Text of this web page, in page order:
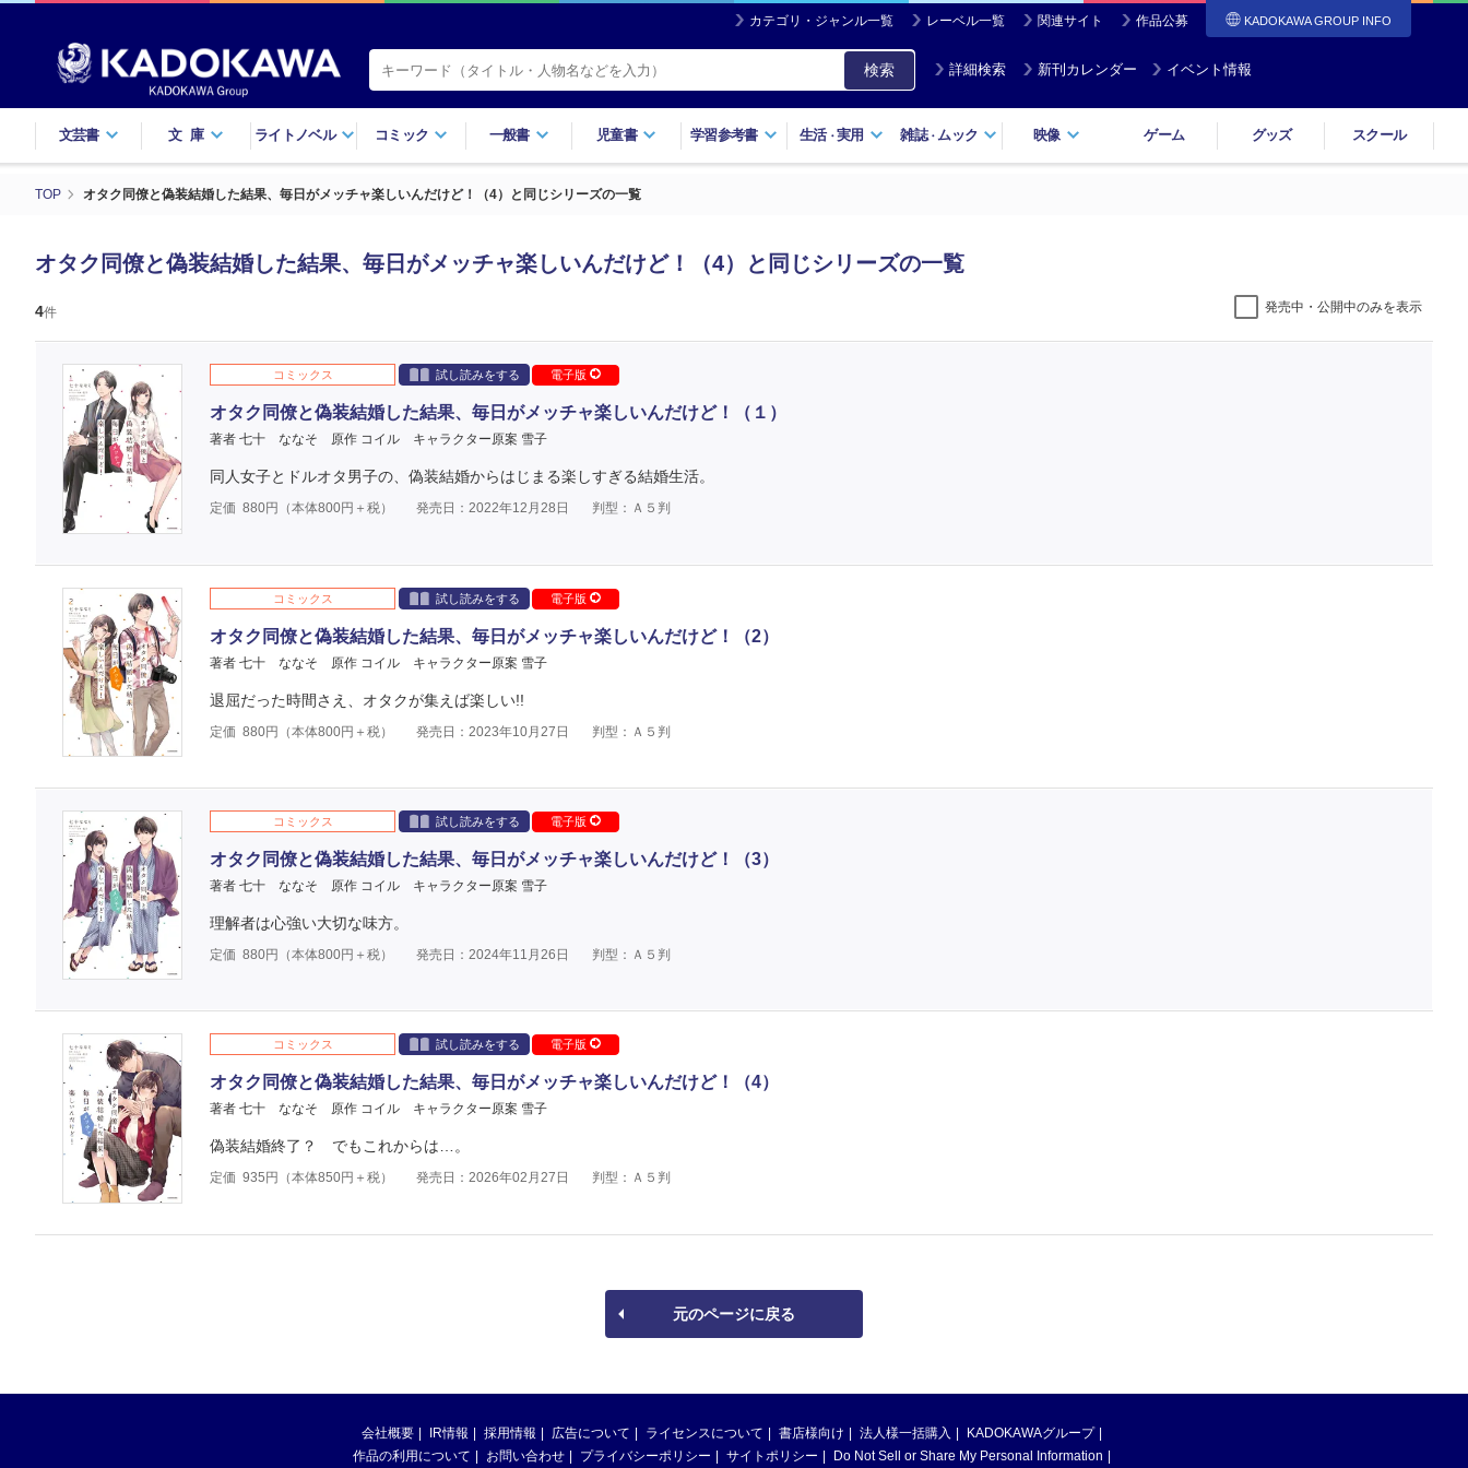
カテゴリ・ジャンル一覧 レーベル一覧 関連サイト 作品公募 KADOKAWA GROUP INFO
検索 詳細検索 新刊カレンダー イベント情報
文芸書 文庫 ライトノベル コミック 一般書 児童書 学習参考書 生活・実用 雑誌・ ムック 映像 ゲーム グッズ スクール
TOP オタク同僚と偽装結婚した結果、毎日がメッチャ楽しいんだけど！（4）と同じシリーズの一覧
オタク同僚と偽装結婚した結果、毎日がメッチャ楽しいんだけど！（4）と同じシリーズの一覧
4件 発売中・公開中のみを表示
コミックス 試し読みをする 電子版
オタク同僚と偽装結婚した結果、毎日がメッチャ楽しいんだけど！（１）
著者 七十 ななそ 原作 コイル キャラクター原案 雪子
同人女子とドルオタ男子の、偽装結婚からはじまる楽しすぎる結婚生活。
定価 880円（本体800円＋税） 発売日：2022年12月28日 判型：Ａ５判
コミックス 試し読みをする 電子版
オタク同僚と偽装結婚した結果、毎日がメッチャ楽しいんだけど！（2）
著者 七十 ななそ 原作 コイル キャラクター原案 雪子
退屈だった時間さえ、オタクが集えば楽しい!!
定価 880円（本体800円＋税） 発売日：2023年10月27日 判型：Ａ５判
コミックス 試し読みをする 電子版
オタク同僚と偽装結婚した結果、毎日がメッチャ楽しいんだけど！（3）
著者 七十 ななそ 原作 コイル キャラクター原案 雪子
理解者は心強い大切な味方。
定価 880円（本体800円＋税） 発売日：2024年11月26日 判型：Ａ５判
コミックス 試し読みをする 電子版
オタク同僚と偽装結婚した結果、毎日がメッチャ楽しいんだけど！（4）
著者 七十 ななそ 原作 コイル キャラクター原案 雪子
偽装結婚終了？ でもこれからは…。
定価 935 円（本体850円＋税） 発売日：2026年02月27日 判型：Ａ５判
元のページに戻る
会社概要 IR情報 採用情報 広告について ライセンスについて 書店様向け 法人様一括購入
KADOKAWAグループ
作品の利用について
お問い合わせ プライバシーポリシー サイトポリシー Do Not Sell or Share My Personal Information